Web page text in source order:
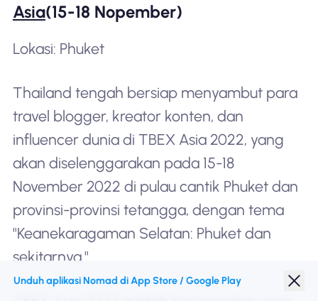
Asia(15-18 Nopember)
Lokasi: Phuket
Thailand tengah bersiap menyambut para
travel blogger, kreator konten, dan
influencer dunia di TBEX Asia 2022, yang
akan diselenggarakan pada 15-18
November 2022 di pulau cantik Phuket dan
provinsi-provinsi tetangga, dengan tema
"Keanekaragaman Selatan: Phuket dan
sekitarnya."
Unduh aplikasi Nomad di App Store / Google Play